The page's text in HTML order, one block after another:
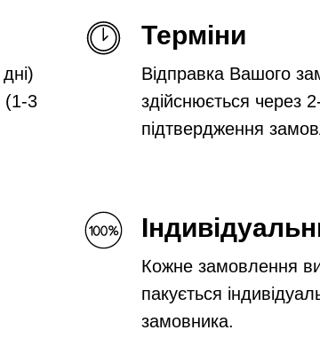
(1-3
Терміни
Відправка Вашого
здійснюється через
підтвердження
Кожне замовлення
пакується
замовника.